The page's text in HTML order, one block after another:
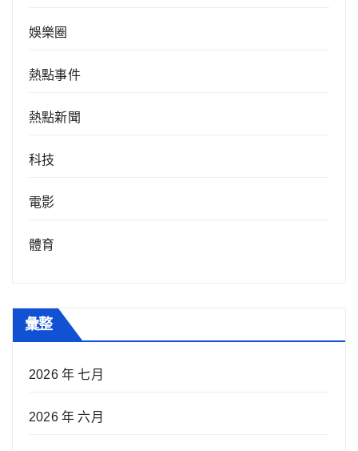
娛樂圈
熱點事件
熱點新聞
科技
電影
體育
彙整
2026 年 七月
2026 年 六月